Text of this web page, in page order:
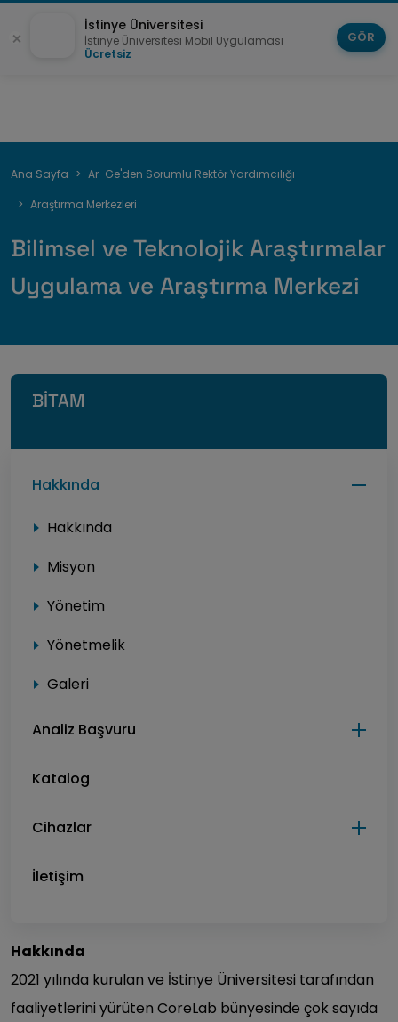
Sayfa
yolu
Ana Sayfa
Ar-Ge'den Sorumlu Rektör Yardımcılığı
Araştırma Merkezleri
Bilimsel ve Teknolojik Araştırmalar
Uygulama ve Araştırma Merkezi
Hakkında
2021 yılında kurulan ve İstinye Üniversitesi tarafından
faaliyetlerini yürüten CoreLab bünyesinde çok sayıda
BİTAM
Hakkında
Hakkında
Misyon
Yönetim
Yönetmelik
Galeri
Analiz Başvuru
Katalog
Cihazlar
İletişim
İstinye Üniversitesi
İstinye Üniversitesi Mobil Uygulaması
Ücretsiz
GÖR